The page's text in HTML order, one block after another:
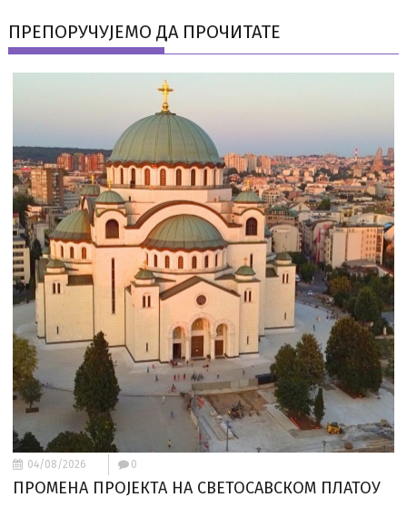
ПРЕПОРУЧУЈЕМО ДА ПРОЧИТАТЕ
04/08/2026 0
ПРОМЕНА ПРОЈЕКТА НА СВЕТОСАВСКОМ ПЛАТОУ